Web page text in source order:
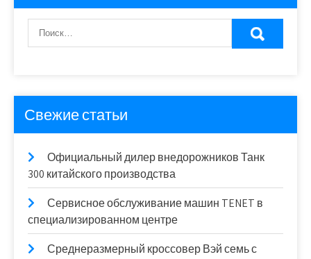
Свежие статьи
Официальный дилер внедорожников Танк
300 китайского производства
Сервисное обслуживание машин TENET в
специализированном центре
Среднеразмерный кроссовер Вэй семь с